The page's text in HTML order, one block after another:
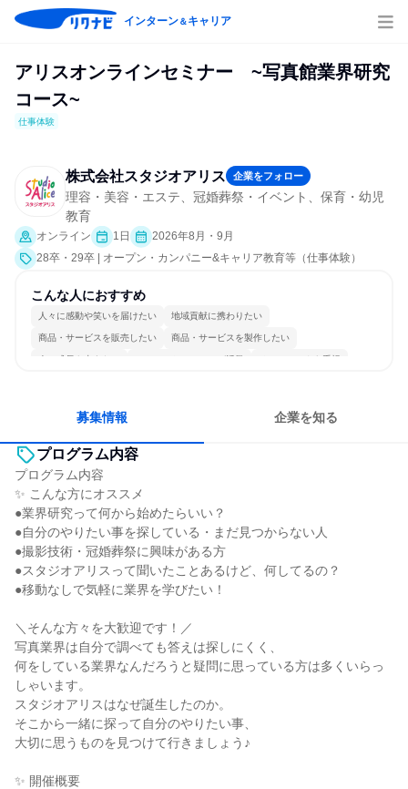
インターン＆キャリア
アリスオンラインセミナー ~写真館業界研究
コース~
仕事体験
株式会社スタジオアリス 企業をフォロー
理容・美容・エステ、冠婚葬祭・イベント、保育・幼児
教育
オンライン 1日
2026年8月・9月
28卒・29卒 | オープン・カンパニー&キャリア教育等（仕事体験）
こんな人におすすめ
人々に感動や笑いを届けたい 地域貢献に携わりたい
商品・サービスを販売したい 商品・サービスを製作したい
人の成長を支えたい コミュニケーションが活発 チームワークを重視
募集情報 企業を知る
プログラム内容
プログラム内容
✨ こんな方にオススメ
●業界研究って何から始めたらいい？
●自分のやりたい事を探している・まだ見つからない人
●撮影技術・冠婚葬祭に興味がある方
●スタジオアリスって聞いたことあるけど、何してるの？
●移動なしで気軽に業界を学びたい！
＼そんな方々を大歓迎です！／
写真業界は自分で調べても答えは探しにくく、
何をしている業界なんだろうと疑問に思っている方は多くいらっ
しゃいます。
スタジオアリスはなぜ誕生したのか。
そこから一緒に探って自分のやりたい事、
大切に思うものを見つけて行きましょう♪
✨ 開催概要